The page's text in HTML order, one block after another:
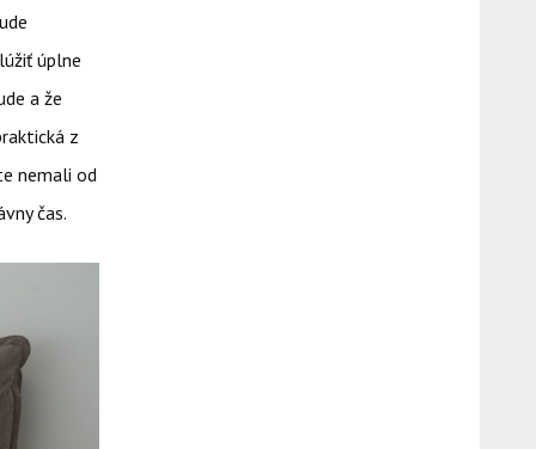
úplne
a že
z
nemali od
čas.